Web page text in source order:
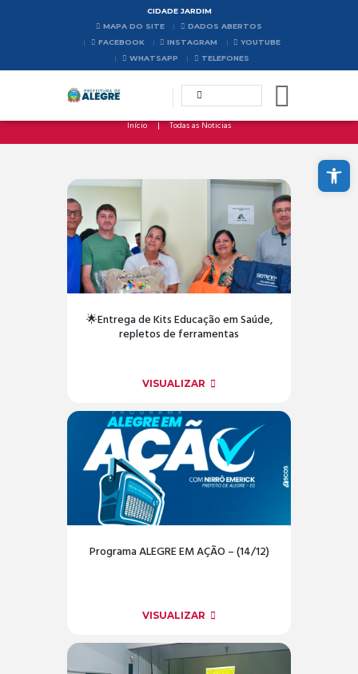
Abrir a barra de ferramentas
CIDADE JARDIM
MAPA DO SITE
DADOS ABERTOS
FACEBOOK
INSTAGRAM
YOUTUBE
WHATSAPP
TELEFONES
Início Todas as Noticias
🌟Entrega de Kits Educação em Saúde,
repletos de ferramentas
VISUALIZAR
Programa ALEGRE EM AÇÃO – (14/12)
VISUALIZAR